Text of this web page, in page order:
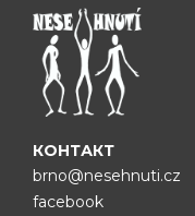
КОНТАКТ
brno@nesehnuti.cz
facebook